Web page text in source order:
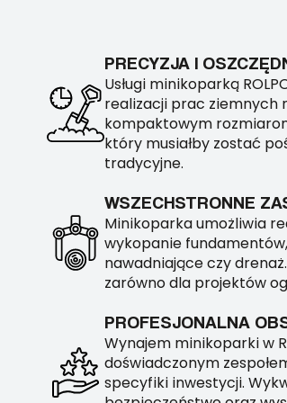
PRECYZJA I
Usługi minikoparką
realizacji prac ziemnych
kompaktowym
który musiałby zostać
tradycyjne.
WSZECHSTRONNE
Minikoparka umożliwia
wykopanie
nawadniające czy
zarówno dla projektów
PROFESJONALNA
Wynajem minikoparki w
doświadczonym
specyfiki inwestycji.